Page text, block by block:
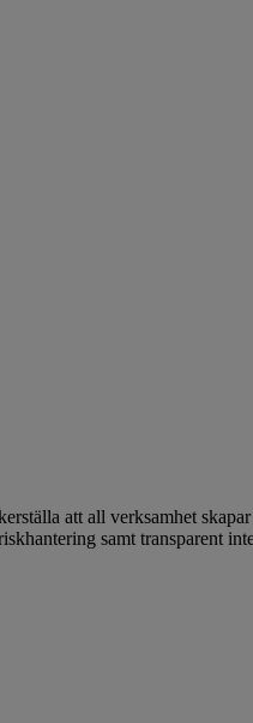
att all verksamhet
samt transparent